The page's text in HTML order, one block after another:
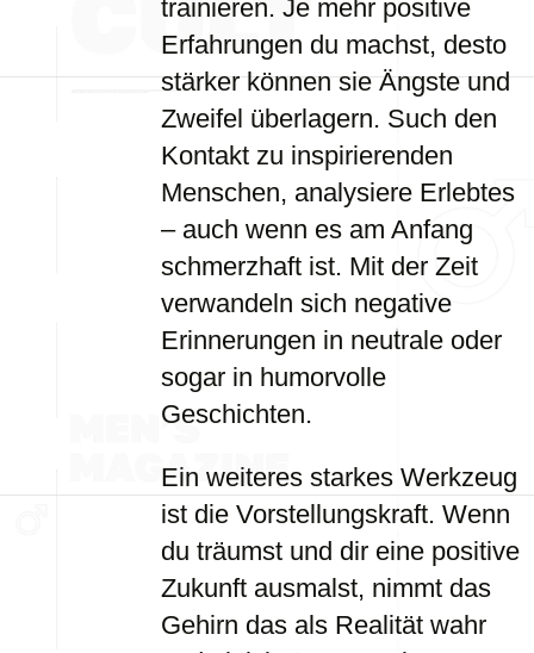
trainieren. Je mehr positive
Erfahrungen du machst, desto
stärker können sie Ängste und
Zweifel überlagern. Such den
Kontakt zu inspirierenden
Menschen, analysiere Erlebtes
– auch wenn es am Anfang
schmerzhaft ist. Mit der Zeit
verwandeln sich negative
Erinnerungen in neutrale oder
sogar in humorvolle
Geschichten.
Ein weiteres starkes Werkzeug
ist die Vorstellungskraft. Wenn
du träumst und dir eine positive
Zukunft ausmalst, nimmt das
Gehirn das als Realität wahr